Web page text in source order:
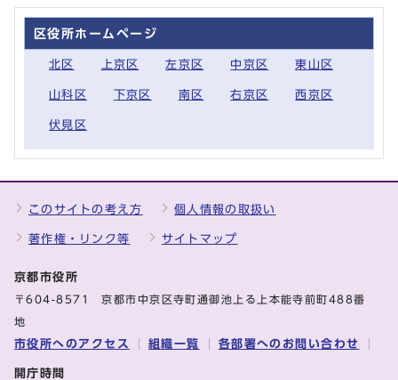
区役所ホームページ
北区 上京区 左京区 中京区 東山区
山科区 下京区 南区 右京区 西京区
伏見区
このサイトの考え方 個人情報の取扱い
著作権・リンク等 サイトマップ
京都市役所
〒604-8571 京都市中京区寺町通御池上る上本能寺前町488番
地
市役所へのアクセス 組織一覧 各部署へのお問い合わせ
開庁時間